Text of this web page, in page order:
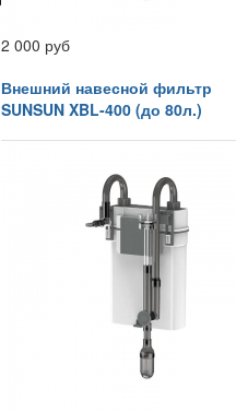
2 000 руб
Внешний навесной фильтр
SUNSUN XBL-400 (до 80л.)